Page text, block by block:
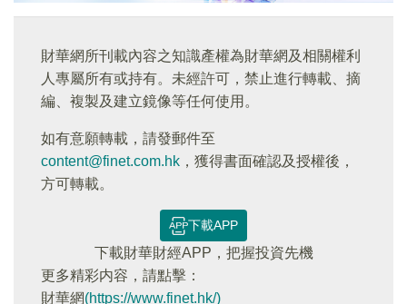
財華網所刊載內容之知識產權為財華網及相關權利
人專屬所有或持有。未經許可，禁止進行轉載、摘
編、複製及建立鏡像等任何使用。
如有意願轉載，請發郵件至
content@finet.com.hk ，獲得書面確認及授權後，
方可轉載。
下載APP
下載財華財經APP，把握投資先機
更多精彩内容，請點擊：
財華網(https://www.finet.hk/)